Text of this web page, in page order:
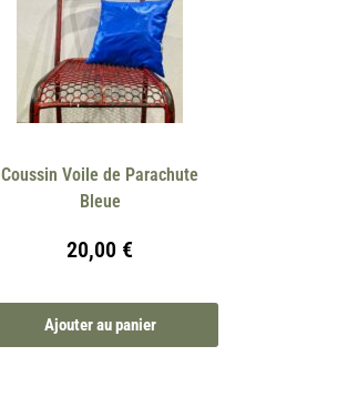
Coussin Voile de Parachute
Bleue
20,00 €
Ajouter au panier